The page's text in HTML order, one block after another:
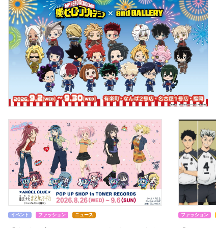
イベント ファッション ニュース ファッション